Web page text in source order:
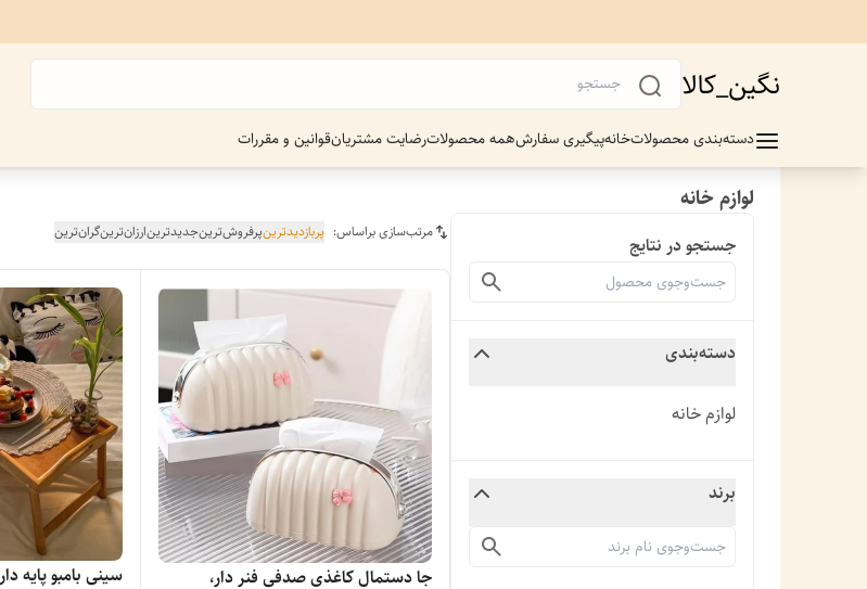
نگین_کالا
دسته‌بندی محصولاتخانهپیگیری سفارشهمه محصولاترضایت مشتریانقوانین و مقررات
لوازم خانه
جستجو در نتایج
دسته‌بندی
لوازم خانه
برند
مرتب‌سازی براساس: پربازدیدترینپرفروش‌ترینجدیدترینارزان‌ترینگران‌ترین
جا دستمال کاغذی صدفی فنر دار،
سینی بامبو پایه دار